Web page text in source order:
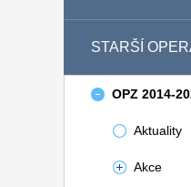
STARŠÍ
OPZ 2014-
Aktuality
Akce